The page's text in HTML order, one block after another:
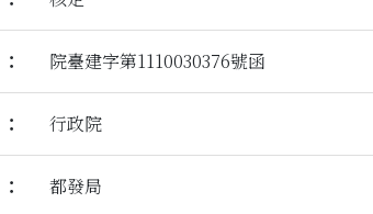
院臺建字第1110030376號函
行政院
都發局